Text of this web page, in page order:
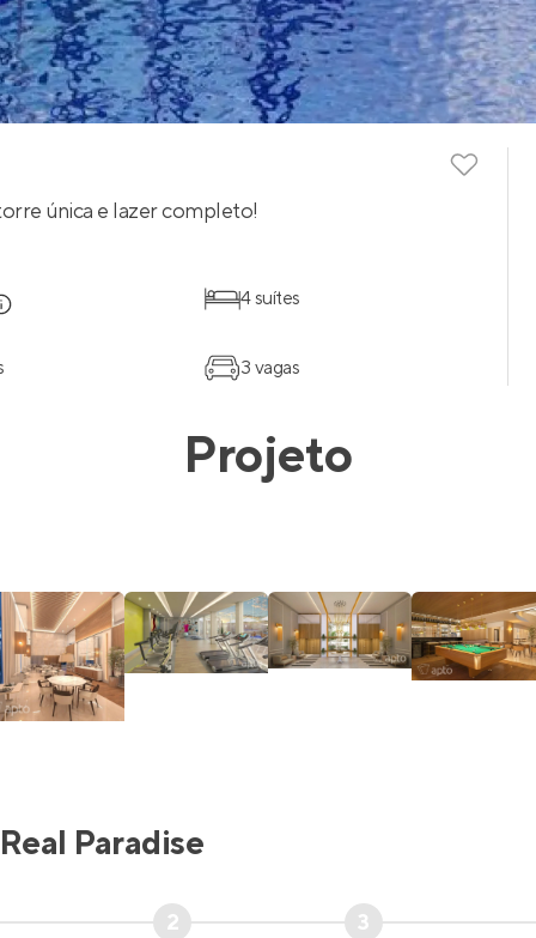
única e lazer completo!
4 suítes
3 vagas
Projeto
Real Paradise
2
3